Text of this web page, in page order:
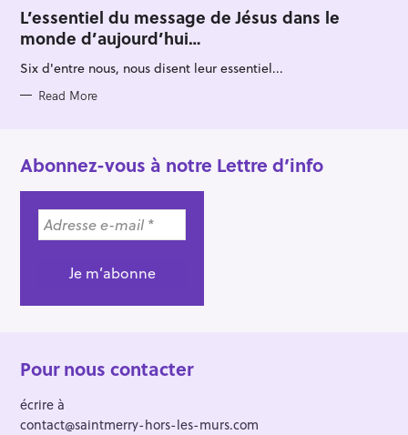
T
E
G
O
R
I
S
L’essentiel du message de Jésus dans le
monde d’aujourd’hui…
Six d'entre nous, nous disent leur essentiel...
Read More
Abonnez-vous à notre Lettre d’info
Pour nous contacter
écrire à
contact@saintmerry-hors-les-murs.com